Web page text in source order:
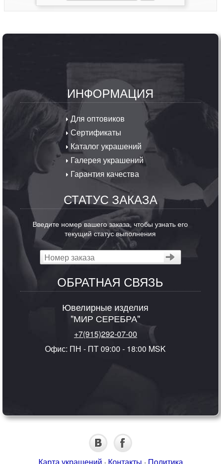
ИНФОРМАЦИЯ
Для оптовиков
Сертификаты
Каталог украшений
Галерея украшений
Гарантия качества
СТАТУС ЗАКАЗА
Введите номер вашего заказа, чтобы узнать его
текущий статус выполнения
ОБРАТНАЯ СВЯЗЬ
Ювелирные изделия
"МИР СЕРЕБРА"
+7(915)292-07-00
Офис: ПН - ПТ 09:00 - 18:00 MSK